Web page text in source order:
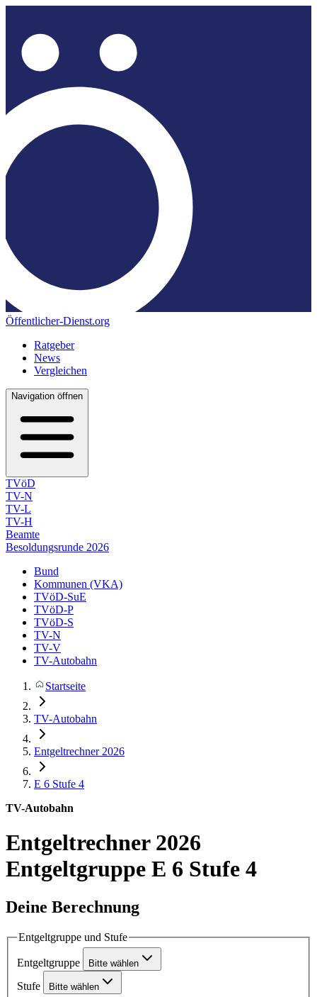
Öffentlicher-Dienst.org
Ratgeber
News
Vergleichen
Navigation öffnen
TVöD
TV-N
TV-L
TV-H
Beamte
Besoldungsrunde 2026
Bund
Kommunen (VKA)
TVöD-SuE
TVöD-P
TVöD-S
TV-N
TV-V
TV-Autobahn
Startseite
TV-Autobahn
Entgeltrechner 2026
E 6 Stufe 4
TV-Autobahn
Entgeltrechner 2026
Entgeltgruppe E 6 Stufe 4
Deine Berechnung
Entgeltgruppe und Stufe
Entgeltgruppe Bitte wählen
Stufe Bitte wählen